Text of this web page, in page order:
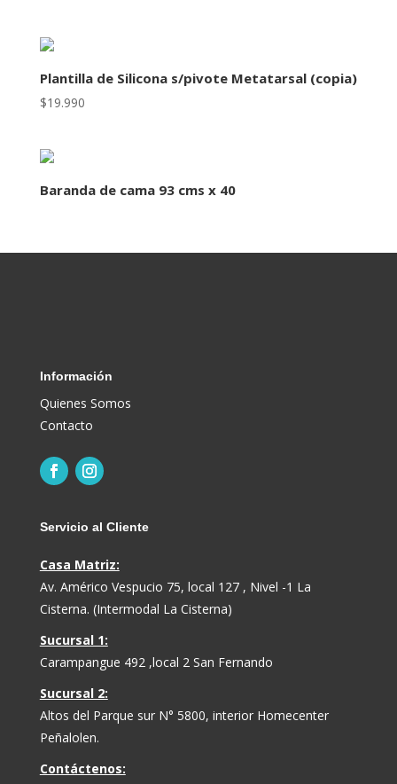
Plantilla de Silicona s/pivote Metatarsal (copia)
$19.990
Baranda de cama 93 cms x 40
Información
Quienes Somos
Contacto
Servicio al Cliente
Casa Matriz:
Av. Américo Vespucio 75, local 127 , Nivel -1 La
Cisterna. (Intermodal La Cisterna)
Sucursal 1:
Carampangue 492 ,local 2 San Fernando
Sucursal 2:
Altos del Parque sur N° 5800, interior Homecenter
Peñalolen.
Contáctenos: